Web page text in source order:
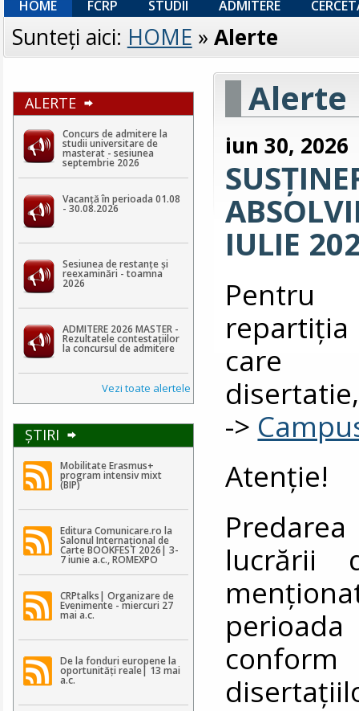
HOME FCRP STUDII ADMITERE
Sunteţi aici: HOME » Alerte
ALERTE
Concurs de admitere la
studii universitare de
masterat - sesiunea
septembrie 2026
Vacanță în perioada 01.08
- 30.08.2026
Sesiunea de restanțe și
reexaminări - toamna
2026
ADMITERE 2026 MASTER -
Rezultatele contestaţiilor
la concursul de admitere
Vezi toate alertele
ŞTIRI
Mobilitate Erasmus+
program intensiv mixt
(BIP)
Editura Comunicare.ro la
Salonul Internațional de
Carte BOOKFEST 2026| 3-
7 iunie a.c., ROMEXPO
CRPtalks| Organizare de
Evenimente - miercuri 27
mai a.c.
De la fonduri europene la
oportunități reale| 13 mai
a.c.
Alerte
iun 30, 2026
IULIE
Pentru
repartiţia
care
->
Atenţie!
lucrării